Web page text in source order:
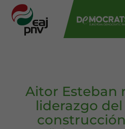
Aitor Esteban
liderazgo del